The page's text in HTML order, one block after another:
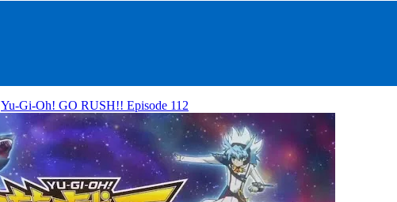
Yu-Gi-Oh! GO RUSH!! Episode 112